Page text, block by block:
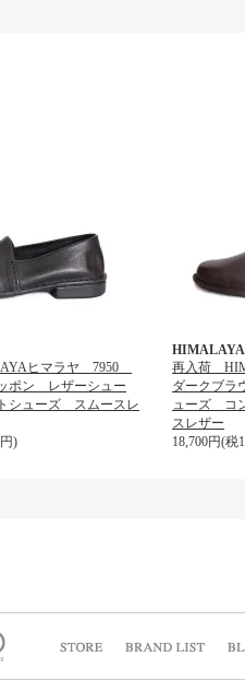
ヒマラヤ 7950
ポン レザーシュー
シューズ スムースレ
)
HIMALAYA
再入荷
ダークブ
ューズ コ
スレザー
18,700円(税